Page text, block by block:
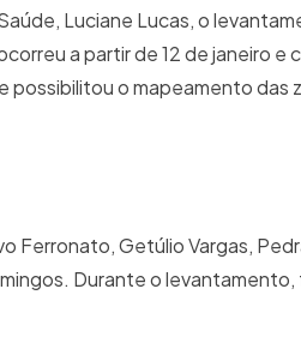
Luciane Lucas, o
a partir de 12 de janeiro e
possibilitou o mapeamento das
Ferronato, Getúlio Vargas,
Durante o levantamento,